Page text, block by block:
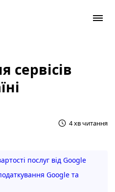
сервісів
4 хв читання
послуг від Google
Google та